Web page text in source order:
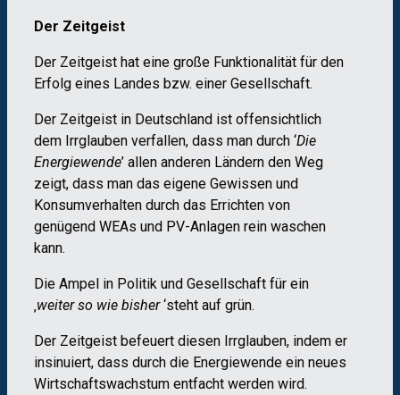
Der Zeitgeist
Der Zeitgeist hat eine große Funktionalität für den
Erfolg eines Landes bzw. einer Gesellschaft.
Der Zeitgeist in Deutschland ist offensichtlich
dem Irrglauben verfallen, dass man durch ‘Die
Energiewende’ allen anderen Ländern den Weg
zeigt, dass man das eigene Gewissen und
Konsumverhalten durch das Errichten von
genügend WEAs und PV-Anlagen rein waschen
kann.
Die Ampel in Politik und Gesellschaft für ein
‚weiter so wie bisher‘steht auf grün.
Der Zeitgeist befeuert diesen Irrglauben, indem er
insinuiert, dass durch die Energiewende ein neues
Wirtschaftswachstum entfacht werden wird.